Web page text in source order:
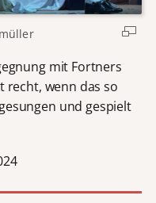
mit Fortners
recht, wenn das so
und gespielt